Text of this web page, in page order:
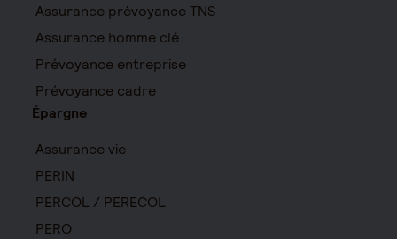
Assurance prévoyance TNS
Assurance homme clé
Prévoyance entreprise
Prévoyance cadre
Épargne
Assurance vie
PERIN
PERCOL / PERECOL
PERO